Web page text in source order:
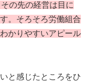
の先の経営は目に
。そろそろ労働組合
かりやすいアピール
と感じたところをひ